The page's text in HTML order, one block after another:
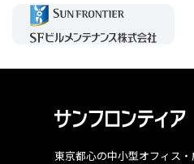
東京都心の中小型オフィス